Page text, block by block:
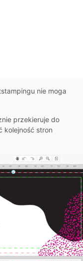
nie moga
przekieruje do
kolejność stron